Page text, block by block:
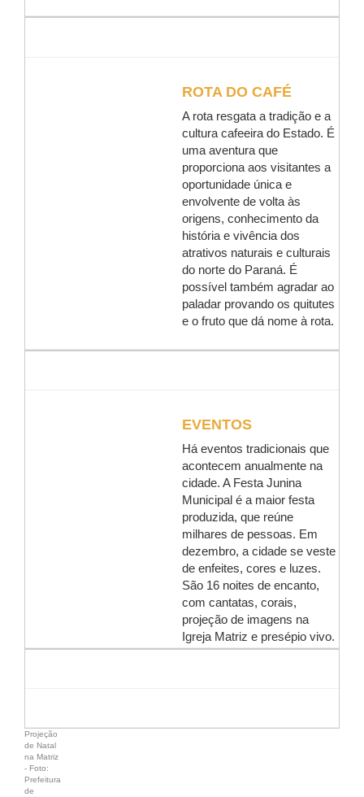
ROTA DO CAFÉ
A rota resgata a tradição e a
cultura cafeeira do Estado. É
uma aventura que
proporciona aos visitantes a
oportunidade única e
envolvente de volta às
origens, conhecimento da
história e vivência dos
atrativos naturais e culturais
do norte do Paraná. É
possível também agradar ao
paladar provando os quitutes
e o fruto que dá nome à rota.
EVENTOS
Há eventos tradicionais que
acontecem anualmente na
cidade. A Festa Junina
Municipal é a maior festa
produzida, que reúne
milhares de pessoas. Em
dezembro, a cidade se veste
de enfeites, cores e luzes.
São 16 noites de encanto,
com cantatas, corais,
projeção de imagens na
Igreja Matriz e presépio vivo.
Projeção
de Natal
na Matriz
- Foto:
Prefeitura
de